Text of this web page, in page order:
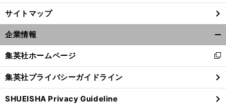
サイトマップ
企業情報
閉
る
集英社ホームページ
新
し
い
ウ
ィ
集英社プライバシーガイドライン
SHUEISHA Privacy Guideline